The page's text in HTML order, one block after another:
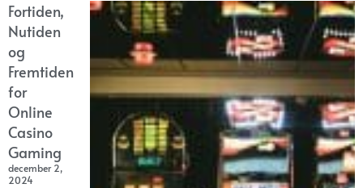
Fortiden,
Nutiden
og
Fremtiden
for
Online
Casino
Gaming
december 2,
2024